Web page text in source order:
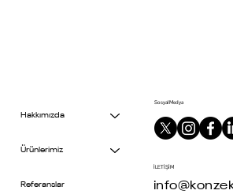
Hakkımızda
Ürünlerimiz
Referanslar
Sosyal Medya
İLETİŞİM